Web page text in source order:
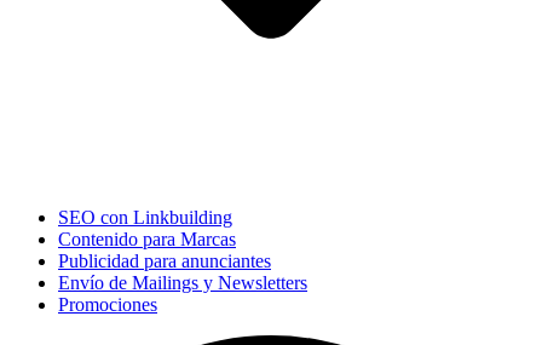
SEO con Linkbuilding
Contenido para Marcas
Publicidad para anunciantes
Envío de Mailings y Newsletters
Promociones